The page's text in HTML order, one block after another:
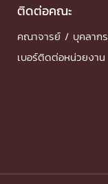
ติดต่อคณะ
คณาจารย์ / บุคลากร
เบอร์ติดต่อหน่วยงาน